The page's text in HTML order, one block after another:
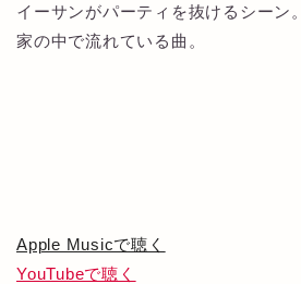
イーサンがパーティを抜けるシーン。
家の中で流れている曲。
Apple Musicで聴く
YouTubeで聴く